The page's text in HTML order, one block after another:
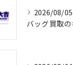
2026/08/05